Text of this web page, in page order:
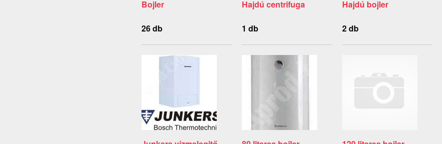
Bojler
26 db
Hajdú centrifuga
1 db
Hajdú bojler
2 db